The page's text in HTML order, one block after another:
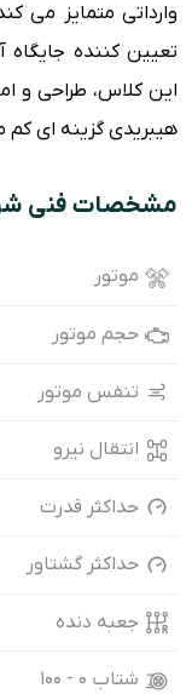
وارداتی متمایز می
تعیین کننده
هیبریدی گزینه ای کم
مشخصات فنی
موتور
حجم موتور
تنفس موتور
انتقال نیرو
حداکثر قدرت
حداکثر گشتاور
جعبه دنده
شتاب ۰ - ۱۰۰